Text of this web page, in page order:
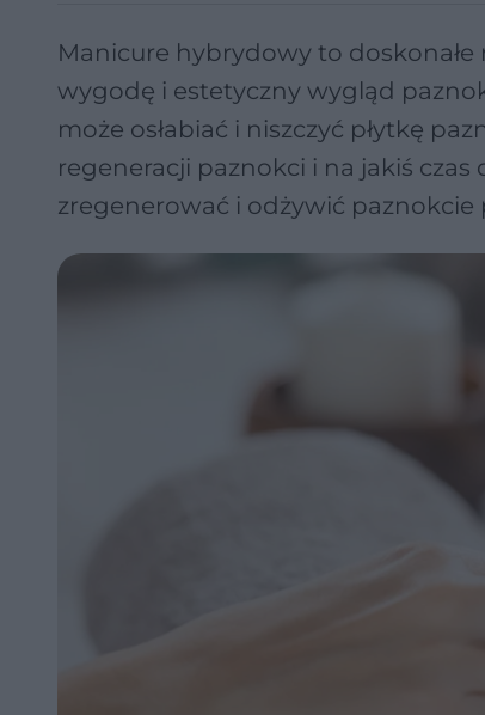
Manicure hybrydowy to doskonałe
wygodę i estetyczny wygląd
może osłabiać i niszczyć płytkę
regeneracji paznokci i na jakiś
zregenerować i odżywić paznokcie